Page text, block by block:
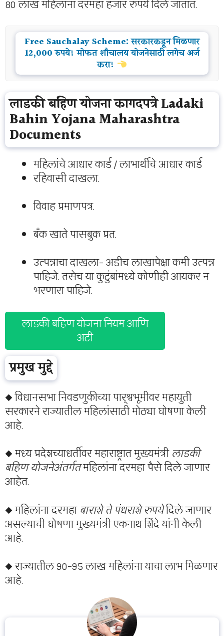
80 लाख महिलांना दरमहा हजार रुपये दिले जातात.
Free Sauchalay Scheme: सरकारकडून मिळणार
12,000 रुपये! मोफत शौचालय योजनेसाठी लगेच अर्ज
करा!
लाडकी बहिण योजना कागदपत्रे Ladaki
Bahin Yojana Maharashtra
Documents
महिलांचे आधार कार्ड / लाभार्थीचे आधार कार्ड
रहिवासी दाखला.
विवाह प्रमाणपत्र.
बँक खाते पासबुक प्रत.
उत्पन्नाचा दाखला- अडीच लाखापेक्षा कमी उत्पन्न
पाहिजे. तसेच या कुटुंबांमध्ये कोणीही आयकर न
भरणारा पाहिजे.
लाडकी बहिण योजना नियम आणि
अटी
प्रमुख मुद्दे
◆ विधानसभा निवडणुकीच्या पार्श्वभूमीवर महायुती
सरकारने राज्यातील महिलांसाठी मोठ्या घोषणा केली
आहे.
◆ मध्य प्रदेशच्याधर्तीवर महाराष्ट्रात मुख्यमंत्रीलाडकी
बहिण योजनेअंतर्गतमहिलांना दरमहा पैसे दिले जाणार
आहेत.
◆ महिलांना दरमहाबाराशे ते पंधराशे रुपयेदिले जाणार
असल्याची घोषणा मुख्यमंत्री एकनाथ शिंदे यांनी केली
आहे.
◆ राज्यातील 90-95 लाख महिलांना याचा लाभ मिळणार
आहे.